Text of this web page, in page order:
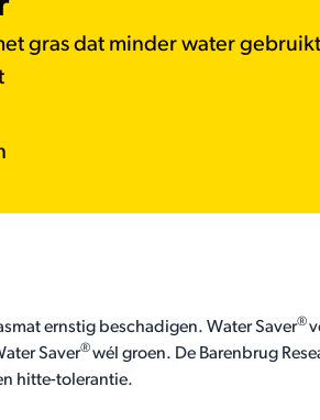
gras dat minder water
ernstig beschadigen. Water Saver®
Saver®wél groen. De Barenbrug
hitte-tolerantie.